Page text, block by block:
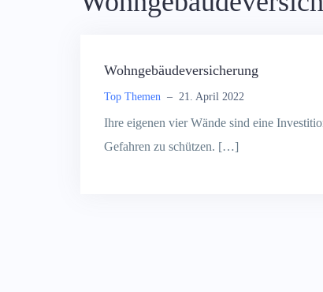
Wohngebäudeversicherung
Top Themen – 21. April 2022
Ihre eigenen vier Wände sind eine
Gefahren zu schützen. […]